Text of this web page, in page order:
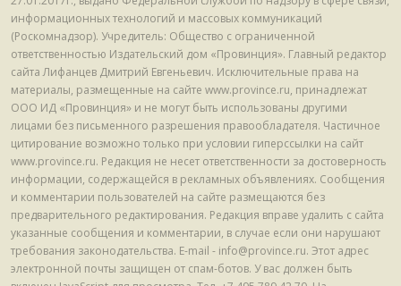
информационных технологий и массовых коммуникаций
(Роскомнадзор). Учредитель: Общество с ограниченной
ответственностью Издательский дом «Провинция». Главный редактор
сайта Лифанцев Дмитрий Евгеньевич. Исключительные права на
материалы, размещенные на сайте www.province.ru, принадлежат
ООО ИД «Провинция» и не могут быть использованы другими
лицами без письменного разрешения правообладателя. Частичное
цитирование возможно только при условии гиперссылки на сайт
www.province.ru. Редакция не несет ответственности за достоверность
информации, содержащейся в рекламных объявлениях. Сообщения
и комментарии пользователей на сайте размещаются без
предварительного редактирования. Редакция вправе удалить с сайта
указанные сообщения и комментарии, в случае если они нарушают
требования законодательства. E-mail - info@province.ru. Этот адрес
электронной почты защищен от спам-ботов. У вас должен быть